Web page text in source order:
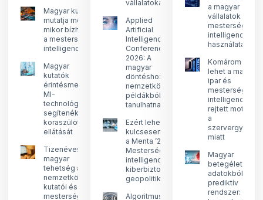
Magyar kutatás
mutatja meg,
mikor bízhatunk
a mesterséges
intelligenciában
Magyar
kutatók
érintésmentes,
MI-
technológiával
segítenék a
koraszülöttek
ellátását
Tizenéves
magyar
tehetség a
nemzetközi
kutatói és
mesterséges
vállalatokat?
Applied
Artificial
Intelligence
Conference
2026: A
magyar
döntéshozók
nemzetközi
példákból is
tanulhatnak
Ezért lehet
kulcsesemény
a Menta ’26:
Mesterséges
intelligencia,
kiberbiztonság,
geopolitika
Algoritmusok
a magyar
vállalatok
mesterséges
intelligencia
használata
Komárom
lehet a magyar
ipar és
mesterséges
intelligencia új
rejtett motorja
a
szervergyártás
miatt
Magyar
betegéletút-
adatokból
prediktív
rendszer: új